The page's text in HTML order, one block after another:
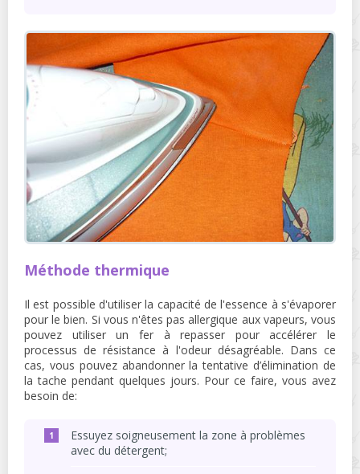
Méthode thermique
Il est possible d'utiliser la capacité de l'essence à s'évaporer
pour le bien. Si vous n'êtes pas allergique aux vapeurs, vous
pouvez utiliser un fer à repasser pour accélérer le
processus de résistance à l'odeur désagréable. Dans ce
cas, vous pouvez abandonner la tentative d’élimination de
la tache pendant quelques jours. Pour ce faire, vous avez
besoin de:
Essuyez soigneusement la zone à problèmes
avec du détergent;